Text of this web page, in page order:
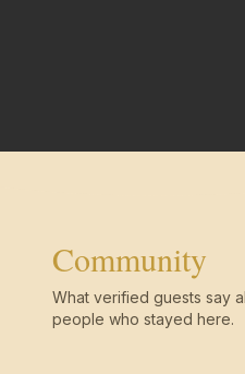
Community
What verified guests say
people who stayed here.